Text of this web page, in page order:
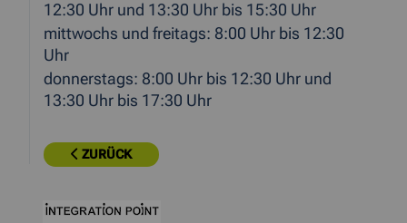
12:30 Uhr und 13:30 Uhr bis 15:30 Uhr
mittwochs und freitags: 8:00 Uhr bis 12:30
Uhr
donnerstags: 8:00 Uhr bis 12:30 Uhr und
13:30 Uhr bis 17:30 Uhr
ZURÜCK